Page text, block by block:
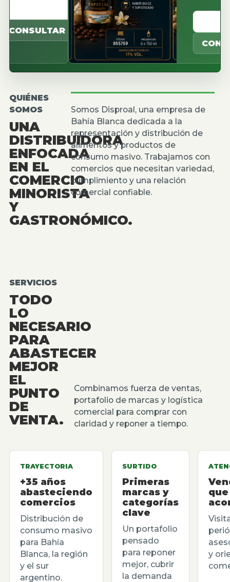
VER
QUIÉNES
SOMOS
UNA
DISTRIBUIDORA
ENFOCADA
EN EL
COMERCIO
MINORISTA
Y
GASTRONÓMICO.
Somos Disproal, una empresa de
Bahía Blanca dedicada a la
representación y distribución de
alimentos y productos de
consumo masivo. Trabajamos con
comercios que necesitan variedad,
cumplimiento y una relación
comercial confiable.
SERVICIOS
TODO
LO
NECESARIO
PARA
ABASTECER
MEJOR
EL
PUNTO
DE
VENTA.
Combinamos fuerza de ventas,
portafolio de marcas y logística
comercial para comprar con
claridad y reponer a tiempo.
TRAYECTORIA
+35 años
abasteciendo
comercios
Distribución de
consumo masivo
para Bahía
Blanca, la región
y el sur
argentino.
SURTIDO
Primeras
marcas y
categorías
clave
Un portafolio
pensado
para reponer
mejor, cubrir
la demanda
que
y